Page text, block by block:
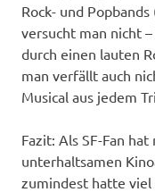
Rock- und
versucht man nicht
durch einen lauten
man verfällt auch
Musical aus jedem
Fazit: Als SF-Fan
unterhaltsamen
zumindest hatte viel